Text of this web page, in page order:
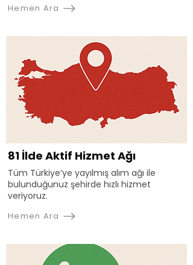
Hemen Ara
81 İlde Aktif Hizmet Ağı
Tüm Türkiye’ye yayılmış alım ağı ile
bulunduğunuz şehirde hızlı hizmet
veriyoruz.
Hemen Ara